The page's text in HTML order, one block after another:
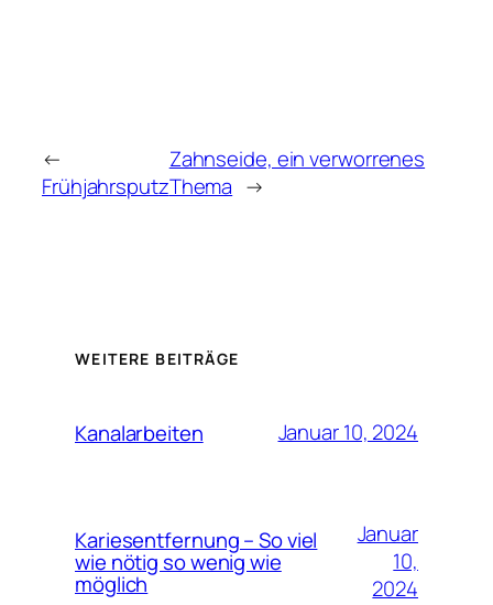
←
Frühjahrsputz
Zahnseide, ein verworrenes
Thema →
WEITERE BEITRÄGE
Kanalarbeiten Januar 10, 2024
Kariesentfernung – So viel
wie nötig so wenig wie
möglich
Januar
10,
2024